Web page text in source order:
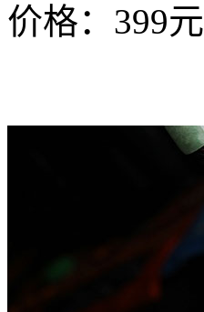
价格：399元